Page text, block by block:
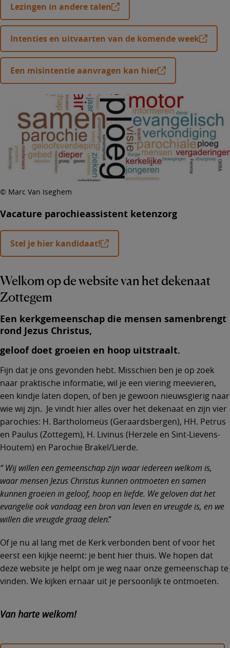
Lezingen in andere talen
Intenties en uitvaarten van de komende week
Een misintentie aanvragen kan hier
© Marc Van Iseghem
Vacature parochieassistent ketenzorg
Stel je hier kandidaat!
Welkom op de website van het dekenaat
Zottegem
Een kerkgemeenschap die mensen samenbrengt
rond Jezus Christus,
geloof doet groeien en hoop uitstraalt.
Fijn dat je ons gevonden hebt. Misschien ben je op zoek
naar praktische informatie, wil je een viering meevieren,
een kindje laten dopen, of ben je gewoon nieuwsgierig naar
wie wij zijn. Je vindt hier alles over het dekenaat en zijn vier
parochies: H. Bartholomeüs (Geraardsbergen), HH. Petrus
en Paulus (Zottegem), H. Livinus (Herzele en Sint-Lievens-
Houtem) en Parochie Brakel/Lierde.
Wij willen een gemeenschap zijn waar iedereen welkom is,
waar mensen Jezus Christus kunnen ontmoeten en samen
kunnen groeien in geloof, hoop en liefde. We geloven dat het
evangelie ook vandaag een bron van leven en vreugde is, en we
willen die vreugde graag delen.
Of je nu al lang met de Kerk verbonden bent of voor het
eerst een kijkje neemt: je bent hier thuis. We hopen dat
deze website je helpt om je weg naar onze gemeenschap te
vinden. We kijken ernaar uit je persoonlijk te ontmoeten.
Van harte welkom!